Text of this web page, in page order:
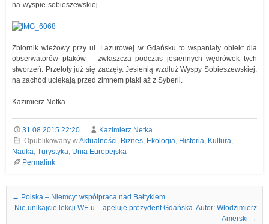
na-wyspie-sobieszewskiej .
Zbiornik wieżowy przy ul. Lazurowej w Gdańsku to wspaniały obiekt dla
obserwatorów ptaków – zwłaszcza podczas jesiennych wędrówek tych
stworzeń. Przeloty już się zaczęły. Jesienią wzdłuż Wyspy Sobieszewskiej,
na zachód uciekają przed zimnem ptaki aż z Syberii.
Kazimierz Netka
31.08.2015 22:20
Kazimierz Netka
Opublikowany wAktualności, Biznes, Ekologia, Historia, Kultura,
Nauka, Turystyka, Unia Europejska
Permalink
Nawigacja we wpisach
← Polska – Niemcy: współpraca nad Bałtykiem
Nie unikajcie lekcji WF-u – apeluje prezydent Gdańska. Autor: Włodzimierz
Amerski →